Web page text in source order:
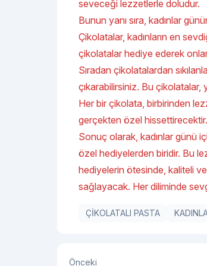
seveceği lezzetlerle doludur.
Bunun yanı sıra, kadınlar
Çikolatalar, kadınların en
çikolatalar hediye ederek
Sıradan çikolatalardan
çıkarabilirsiniz. Bu çikolatalar,
Her bir çikolata, birbirinden
gerçekten özel hissettirecektir.
Sonuç olarak, kadınlar günü
özel hediyelerden biridir. Bu
hediyelerin ötesinde, kaliteli
sağlayacak. Her diliminde
ÇİKOLATALI PASTA
Önceki